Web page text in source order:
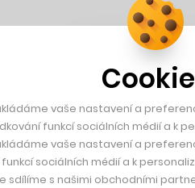
americký Whoop– prémiový
včetně Cristiana Ronalda.
evropský termín zatím
vaše nastavení a
funkcí sociálních médií a k
vaše nastavení a
sociálních médií a k
sdílíme s našimi obchodními